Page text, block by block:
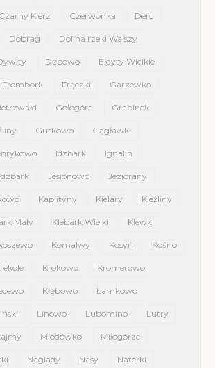
Czarny Kierz Czerwonka Derc
Dobrąg Dolina rzeki Wałszy
Dębowo Ełdyty Wielkie
Frombork Frączki Garzewko
Gołogóra Grabinek
Gutkowo Gągławki
Idzbark Ignalin
Jesionowo Jeziorany
Kaplityny Kielary Kieźliny
Mały Klebark Wielki Klewki
Komalwy Kosyń Kośno
Krokowo Kromerowo
Kłębowo Lamkowo
Linowo Lubomino Lutry
Miodówko Miłogórze
Naglady Nasy Naterki